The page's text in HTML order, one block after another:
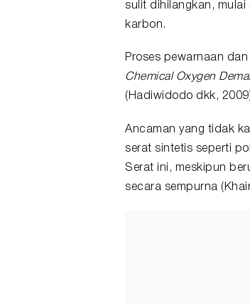
sulit dihilangkan, mulai
karbon.
Proses pewarnaan
Chemical Oxygen
(Hadiwidodo dkk,
Ancaman yang tidak
serat sintetis seperti
Serat ini, meskipun
secara sempurna